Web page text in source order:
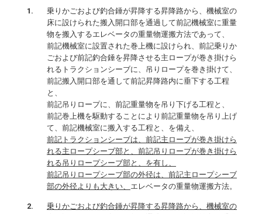
乗りかごおよび釣合錘が昇降する昇降路から、機械室の
床に設けられた搬入開口部を通過して前記機械室に重量
物を搬入するエレベータの重量物運搬方法であって、
前記機械室に設置された巻上機に設けられ、前記乗りか
ごおよび前記釣合錘を昇降させる主ロープが巻き掛けら
れるトラクションシーブに、吊りロープを巻き掛けて、
前記搬入開口部を通して前記昇降路内に垂下する工程
と、
前記吊りロープに、前記重量物を吊り下げる工程と、
前記巻上機を駆動することにより前記重量物を吊り上げ
て、前記機械室に搬入する工程と、を備え、
前記トラクションシーブは、前記主ロープが巻き掛けら
れる主ロープシーブ部と、前記吊りロープが巻き掛けら
れる吊りロープシーブ部と、を有し、
前記吊りロープシーブ部の外径は、前記主ロープシーブ
部の外径よりも大きい、 エレベータの重量物運搬方法。
乗りかごおよび釣合錘が昇降する昇降路から、機械室の